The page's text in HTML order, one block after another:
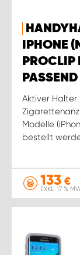
IPHONE
PROCLIP
Aktiver Halter
Modelle
bestellt
133 €
EXKL. 17 %